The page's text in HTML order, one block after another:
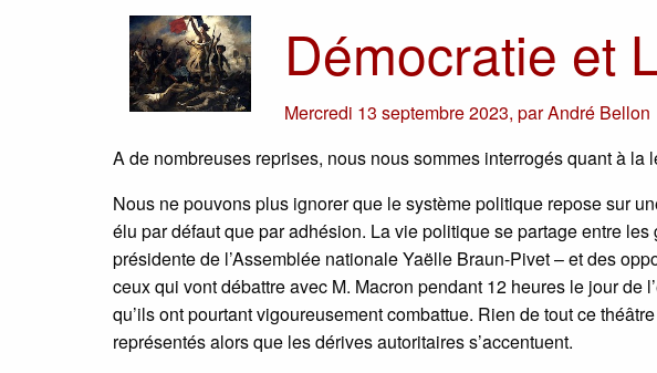
Démocratie et
Mercredi 13 septembre 2023,parAndré Bellon
A de nombreuses reprises, nous nous sommes interrogés quant à
Nous ne pouvons plus ignorer que le système politique repose sur
élu par défaut que par adhésion. La vie politique se partage entre
présidente de l’Assemblée nationale Yaëlle Braun-Pivet – et des
ceux qui vont débattre avec M. Macron pendant 12 heures le jour de
qu’ils ont pourtant vigoureusement combattue. Rien de tout ce
représentés alors que les dérives autoritaires s’accentuent.